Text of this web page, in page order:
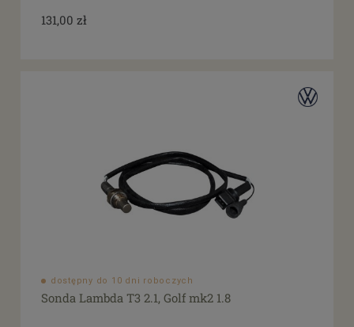
131,00 zł
dostępny do 10 dni roboczych
Sonda Lambda T3 2.1, Golf mk2 1.8